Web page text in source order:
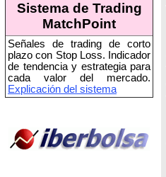
Sistema de Trading
MatchPoint
Señales de trading de corto
plazo con Stop Loss. Indicador
de tendencia y estrategia para
cada valor del mercado.
Explicación del sistema